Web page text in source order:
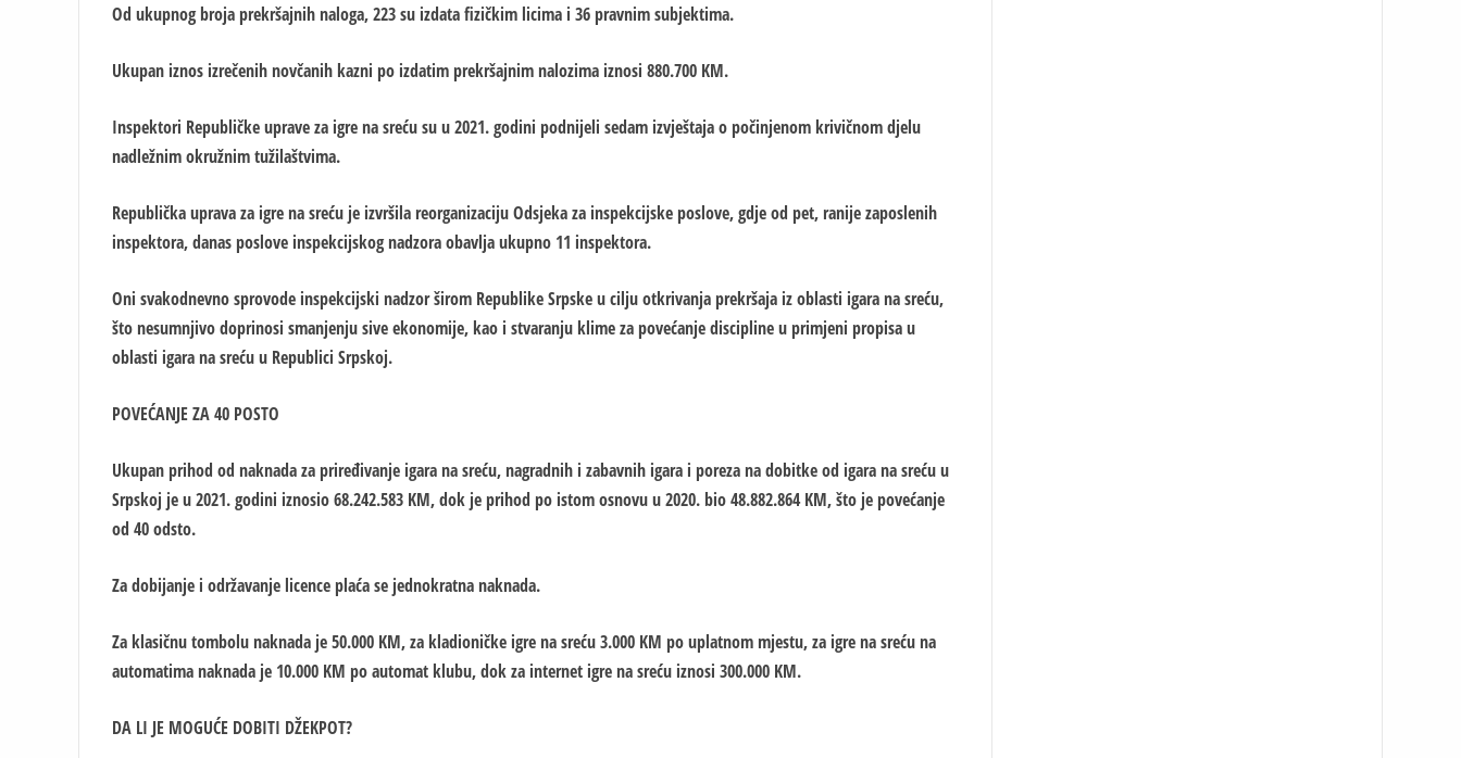
Od ukupnog broja prekršajnih naloga, 223 su izdata fizičkim licima i 36 pravnim subjektima.
Ukupan iznos izrečenih novčanih kazni po izdatim prekršajnim nalozima iznosi 880.700 KM.
Inspektori Republičke uprave za igre na sreću su u 2021. godini podnijeli sedam izvještaja o počinjenom krivičnom djelu
nadležnim okružnim tužilaštvima.
Republička uprava za igre na sreću je izvršila reorganizaciju Odsjeka za inspekcijske poslove, gdje od pet, ranije zaposlenih
inspektora, danas poslove inspekcijskog nadzora obavlja ukupno 11 inspektora.
Oni svakodnevno sprovode inspekcijski nadzor širom Republike Srpske u cilju otkrivanja prekršaja iz oblasti igara na sreću,
što nesumnjivo doprinosi smanjenju sive ekonomije, kao i stvaranju klime za povećanje discipline u primjeni propisa u
oblasti igara na sreću u Republici Srpskoj.
POVEĆANJE ZA 40 POSTO
Ukupan prihod od naknada za priređivanje igara na sreću, nagradnih i zabavnih igara i poreza na dobitke od igara na sreću u
Srpskoj je u 2021. godini iznosio 68.242.583 KM, dok je prihod po istom osnovu u 2020. bio 48.882.864 KM, što je povećanje
od 40 odsto.
Za dobijanje i održavanje licence plaća se jednokratna naknada.
Za klasičnu tombolu naknada je 50.000 KM, za kladioničke igre na sreću 3.000 KM po uplatnom mjestu, za igre na sreću na
automatima naknada je 10.000 KM po automat klubu, dok za internet igre na sreću iznosi 300.000 KM.
DA LI JE MOGUĆE DOBITI DŽEKPOT?